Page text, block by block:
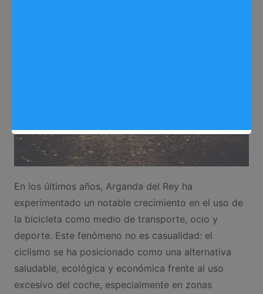
En los últimos años, Arganda del Rey ha
experimentado un notable crecimiento en el uso de
la bicicleta como medio de transporte, ocio y
deporte. Este fenómeno no es casualidad: el
ciclismo se ha posicionado como una alternativa
saludable, ecológica y económica frente al uso
excesivo del coche, especialmente en zonas